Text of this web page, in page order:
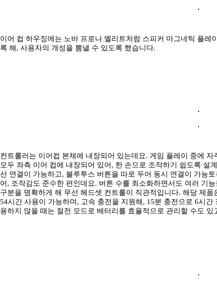
이어 컵 하우징에는 노바 프로나 엘리트처럼 스피커 마그네틱 플
록 해, 사용자의 개성을 뽐낼 수 있도록 했습니다.
컨트롤러는 이어컵 본체에 내장되어 있는데요. 게임 플레이 중에
모두 좌측 이어 컵에 내장되어 있어, 한 손으로 조작하기 쉽도록 설
선 연결이 가능하고, 블루투스 버튼을 따로 두어 동시 연결이 가능
어, 조작감도 준수한 편인데요. 버튼 수를 최소화하면서도 여러 기
구분을 명확하게 해 무선 헤드셋 컨트롤이 직관적입니다. 해당 제
54시간 사용이 가능하며, 고속 충전을 지원해, 15분 충전으로 6시
용하지 않을 때는 절전 모드로 배터리를 효율적으로 관리할 수도 있